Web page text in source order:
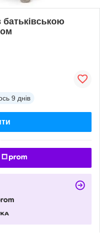
батьківською
9 днів